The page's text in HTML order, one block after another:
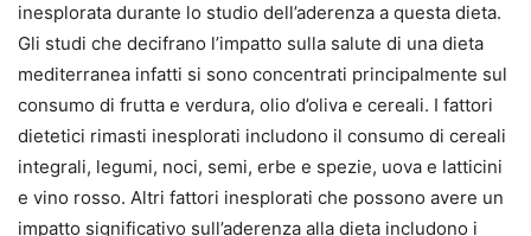
inesplorata durante lo studio dell’aderenza a questa dieta.
Gli studi che decifrano l’impatto sulla salute di una dieta
mediterranea infatti si sono concentrati principalmente sul
consumo di frutta e verdura, olio d’oliva e cereali. I fattori
dietetici rimasti inesplorati includono il consumo di cereali
integrali, legumi, noci, semi, erbe e spezie, uova e latticini
e vino rosso. Altri fattori inesplorati che possono avere un
impatto significativo sull’aderenza alla dieta includono i